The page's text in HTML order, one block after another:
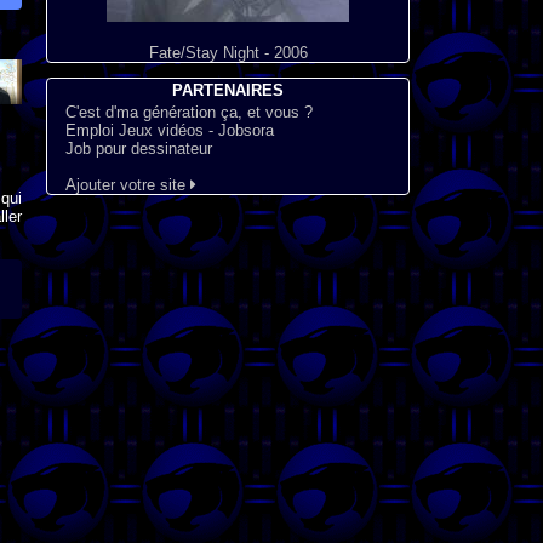
Fate/Stay Night - 2006
PARTENAIRES
C'est d'ma génération ça, et vous ?
Emploi Jeux vidéos - Jobsora
Job pour dessinateur
Ajouter votre site